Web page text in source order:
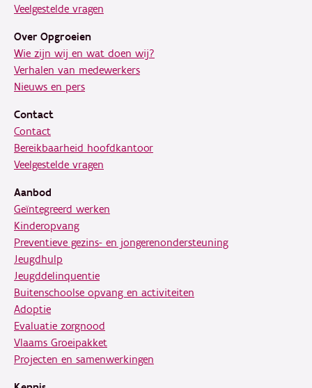
Veelgestelde vragen
Over Opgroeien
Wie zijn wij en wat doen wij?
Verhalen van medewerkers
Nieuws en pers
Contact
Contact
Bereikbaarheid hoofdkantoor
Veelgestelde vragen
Aanbod
Geïntegreerd werken
Kinderopvang
Preventieve gezins- en jongerenondersteuning
Jeugdhulp
Jeugddelinquentie
Buitenschoolse opvang en activiteiten
Adoptie
Evaluatie zorgnood
Vlaams Groeipakket
Projecten en samenwerkingen